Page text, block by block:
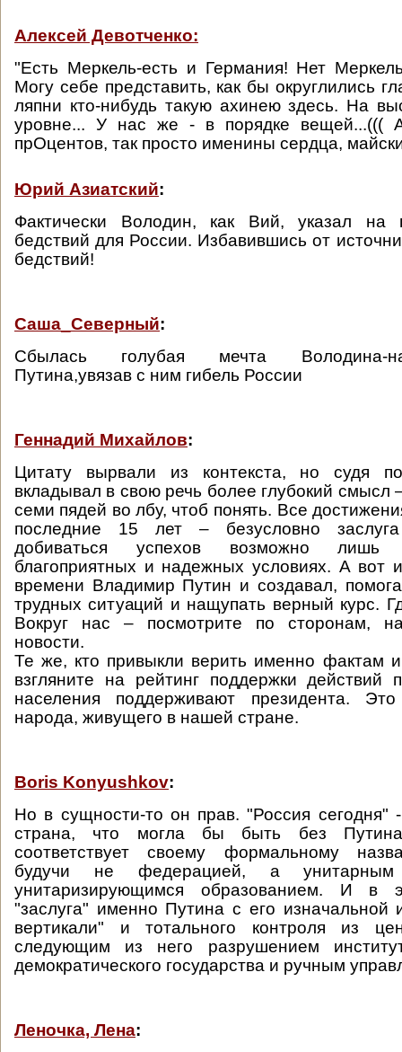
Алексей Девотченко:
"Есть Меркель-есть и Германия! Нет
Могу себе представить, как бы округлились
ляпни кто-нибудь такую ахинею здесь. На
уровне... У нас же - в порядке вещей...(((
прОцентов, так просто именины сердца,
Юрий Азиатский:
Фактически Володин, как Вий, указал на
бедствий для России. Избавившись от
бедствий!
Саша_Северный:
Сбылась голубая мечта Володина-
Путина,увязав с ним гибель России
Геннадий Михайлов:
Цитату вырвали из контекста, но судя
вкладывал в свою речь более глубокий смысл
семи пядей во лбу, чтоб понять. Все
последние 15 лет – безусловно
добиваться успехов возможно лишь
благоприятных и надежных условиях. А вот
времени Владимир Путин и создавал,
трудных ситуаций и нащупать верный курс.
Вокруг нас – посмотрите по сторонам,
новости.
Те же, кто привыкли верить именно фактам
взгляните на рейтинг поддержки действий
населения поддерживают президента.
народа, живущего в нашей стране.
Boris Konyushkov:
Но в сущности-то он прав. "Россия сегодня"
страна, что могла бы быть без
соответствует своему формальному
будучи не федерацией, а
унитаризирующимся образованием. И в
"заслуга" именно Путина с его изначальной
вертикали" и тотального контроля из
следующим из него разрушением
демократического государства и ручным
Леночка, Лена: